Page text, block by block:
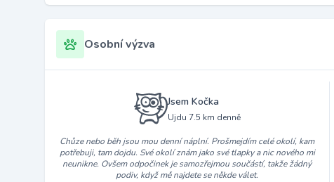
Osobní výzva
Jsem Kočka
Ujdu 7.5 km denně
Chůze nebo běh jsou mou denní náplní. Prošmejdím celé okolí, kam
potřebuji, tam dojdu. Své okolí znám jako své tlapky a nic nového mi
neunikne. Ovšem odpočinek je samozřejmou součástí, takže žádný
podiv, když mě najdete se někde válet.